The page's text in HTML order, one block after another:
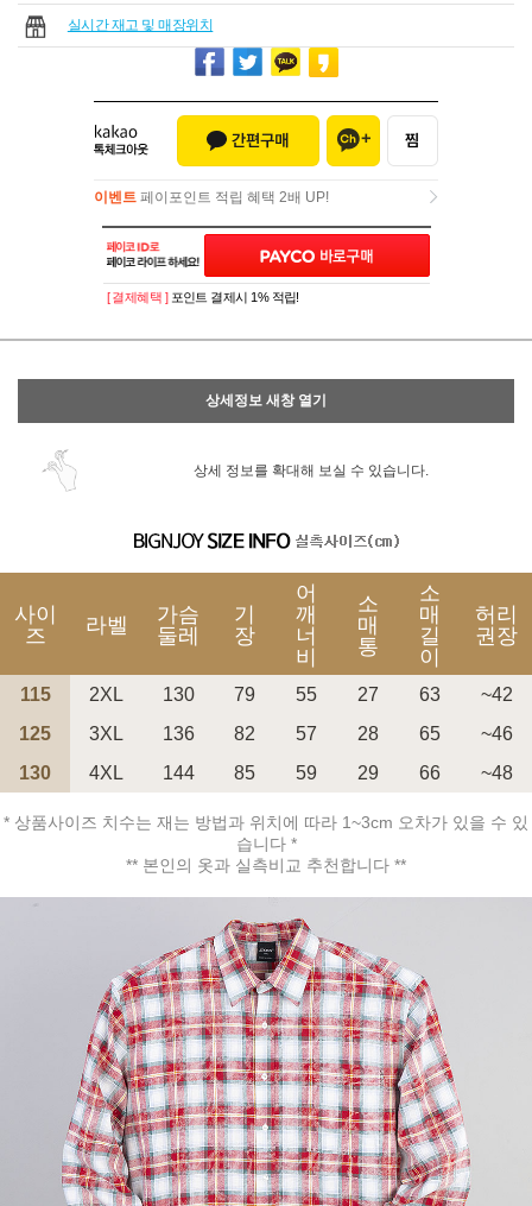
실시간 재고 및 매장위치
이벤트 페이포인트 적립 혜택 2배 UP!
이벤트페이포인트 적립 혜택 2배 UP!
페이코 ID로 페
PAYCO 바로구매
[ 결제혜택 ] 포인트 결제시 1% 적립!
상세정보 새창 열기
상세 정보를 확대해 보실 수 있습니다.
사이
즈
라벨
가슴
둘레
기
장
어
깨
너
비
소
매
통
소
매
길
이
허리
권장
115 2XL 130 79 55 27 63
~42
125
3XL 136 82 57 28 65
~46
130
4XL 144 85 59 29 66 ~48
* 상품사이즈 치수는 재는 방법과 위치에 따라 1~3cm 오차가 있을 수 있
습니다 *
** 본인의 옷과 실측비교 추천합니다 **